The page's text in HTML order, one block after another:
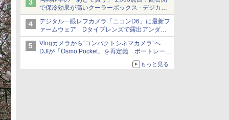
で保冷効果が高いクーラーボックス - デジカメ
Watch
デジタル一眼レフカメラ「ニコンD6」に最新フ
ァームウェア Dタイプレンズで露出アンダー
になる現象の修正など
Vlogカメラから“コンパクトシネマカメラ”へ…
DJIが「Osmo Pocket」を再定義 ポートレート
もっと見る